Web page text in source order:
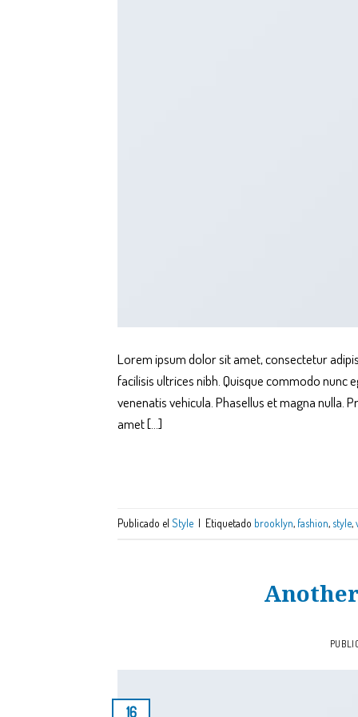
Lorem ipsum dolor sit amet, consectetur
facilisis ultrices nibh. Quisque commodo nunc
venenatis vehicula. Phasellus et magna nulla.
amet […]
Publicado el Style | Etiquetado brooklyn, fashion, style,
16